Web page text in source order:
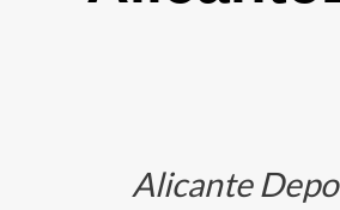
Alicante